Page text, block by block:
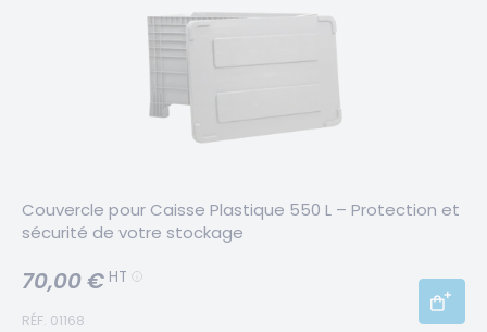
Couvercle pour Caisse Plastique 550 L – Protection et
sécurité de votre stockage
RÉF. 01168
70,00 € HT